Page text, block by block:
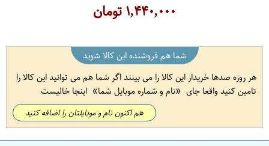
۱,۴۴۰,۰۰۰تومان
شما هم فروشنده این کالا شوید
هر روزه صدها خریدار این کالا را می بینند اگر شما هم می توانید این کالا را
تامین کنید واقعا جای
نام و شماره موبایل شما اینجا خالیست
هم اکنون نام و موبایلتان را اضافه کنید